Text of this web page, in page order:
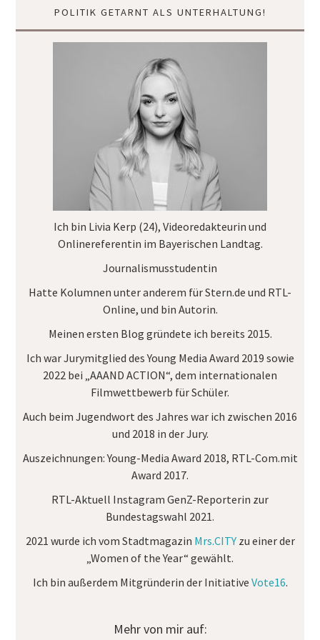
POLITIK GETARNT ALS UNTERHALTUNG!
Ich bin Livia Kerp (24), Videoredakteurin und
Onlinereferentin im Bayerischen Landtag.
Journalismusstudentin
Hatte Kolumnen unter anderem fürStern.de und RTL-
Online, und bin Autorin.
Meinen ersten Blog gründete ich bereits 2015.
Ich war Jurymitglied desYoung Media Award 2019 sowie
2022 bei „AAAND ACTION“, dem internationalen
Filmwettbewerb für Schüler.
Auch beim Jugendwort des Jahres war ich zwischen 2016
und 2018 in der Jury.
Auszeichnungen:Young-Media Award 2018, RTL-Com.mit
Award 2017.
RTL-Aktuell Instagram GenZ-Reporterin zur
Bundestagswahl 2021.
2021 wurde ich vom Stadtmagazin Mrs.CITYzu einer der
„Women of the Year“ gewählt.
Ich bin außerdem Mitgründerin der Initiative Vote16.
Mehr von mir auf: